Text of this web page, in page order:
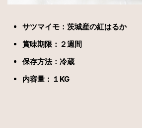
サツマイモ：茨城産の紅はるか
賞味期限：２週間
保存方法：冷蔵
内容量：１KG